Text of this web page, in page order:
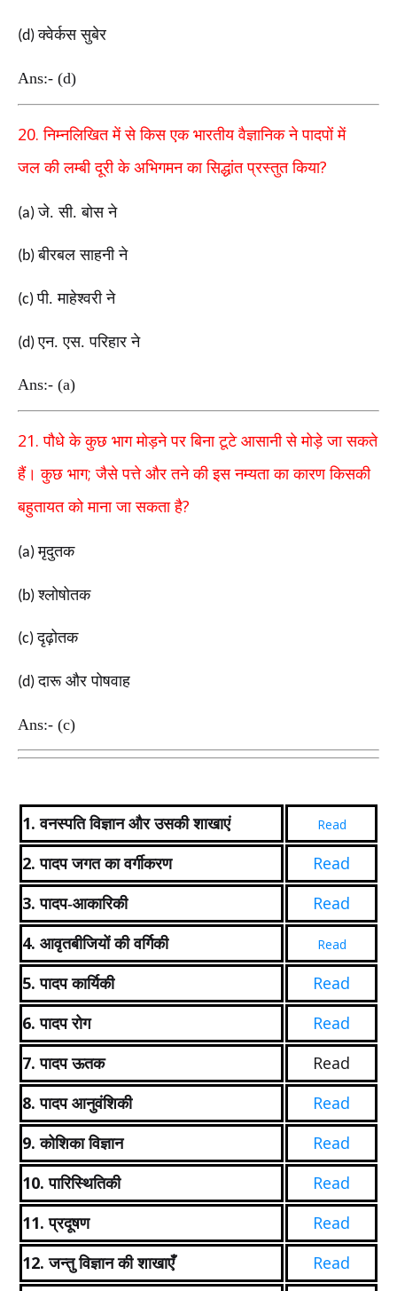
(d)क्वेर्कस सुबेर
Ans:- (d)
20.निम्नलिखित में से किस एक भारतीय वैज्ञानिक ने पादपों में
जल की लम्बी दूरी के अभिगमन का सिद्धांत प्रस्तुत किया?
(a)जे. सी. बोस ने
(b)बीरबल साहनी ने
(c)पी. माहेश्वरी ने
(d)एन. एस. परिहार ने
Ans:- (a)
21.पौधे के कुछ भाग मोड़ने पर बिना टूटे आसानी से मोड़े जा सकते
हैं। कुछ भाग;जैसे पत्ते और तने की इस नम्यता का कारण किसकी
बहुतायत को माना जा सकता है?
(a)मृदुतक
(b)श्लोषोतक
(c)दृढ़ोतक
(d)दारू और पोषवाह
Ans:- (c)
1.वनस्पति विज्ञान और उसकी शाखाएं Read
2.पादप जगत का वर्गीकरण
Read
3.पादप-आकारिकी
Read
4. आवृतबीजियों की वर्गिकी Read
5.पादप कार्यिकी
Read
6.पादप रोग
Read
7.पादप ऊतक
Read
8.पादप आनुवंशिकी
Read
9.कोशिका विज्ञान
Read
10.पारिस्थितिकी
Read
11.प्रदूषण
Read
12.जन्तु विज्ञान की शाखाएँ
Read